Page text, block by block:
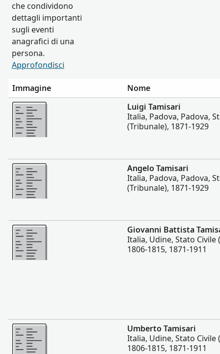
che condividono
dettagli importanti
sugli eventi
anagrafici di una
persona.
Approfondisci
Immagine
Nome
Altro
Luigi Tamisari
Italia, Padova, Padova,
(Tribunale), 1871-1929
Altro
Angelo Tamisari
Italia, Padova, Padova,
(Tribunale), 1871-1929
Altro
Giovanni Battista
Italia, Udine, Stato Civile
1806-1815, 1871-1911
Altro
Umberto Tamisari
Italia, Udine, Stato Civile
1806-1815, 1871-1911